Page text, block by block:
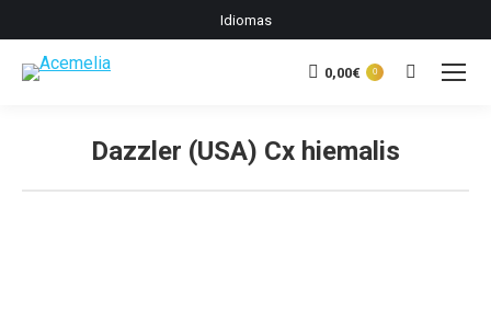
Idiomas
0,00€ 0 Buscar:
Dazzler (USA) Cx hiemalis